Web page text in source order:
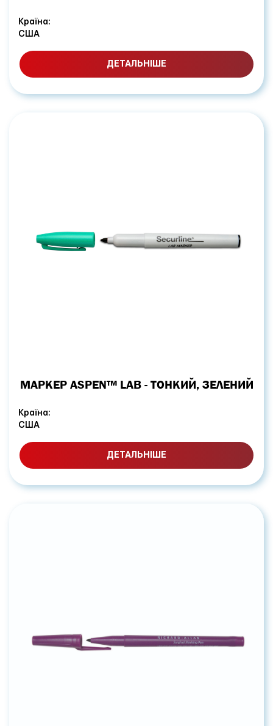
Країна:
США
ДЕТАЛЬНІШЕ
МАРКЕР ASPEN™ LAB - ТОНКИЙ, ЗЕЛЕНИЙ
Країна:
США
ДЕТАЛЬНІШЕ